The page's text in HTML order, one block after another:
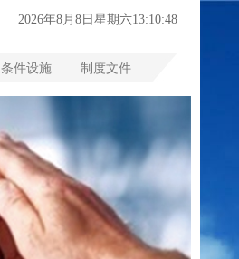
2026年8月8日星期六13:10:49
条件设施 制度文件